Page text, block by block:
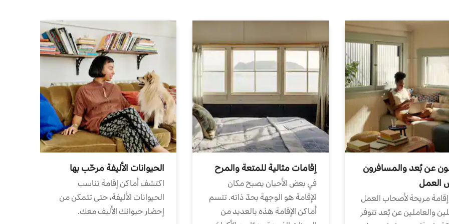
عن بُعد والمسافرون
العمل
مريحة لأصحاب العمل
والعاملين عن بُعد تتوفر
إقامات مثالية للمتعة والمرح
في بعض الأحيان يصبح مكان
الإقامة هو الوجهة بحدّ ذاته. تتسم
أماكن الإقامة هذه بالعديد من
الحيوانات الأليفة مرحّب بها
اكتشف أماكن إقامة تناسب
الحيوانات الأليفة، حتى تتمكن من
إحضار حيوانك الأليف معك.